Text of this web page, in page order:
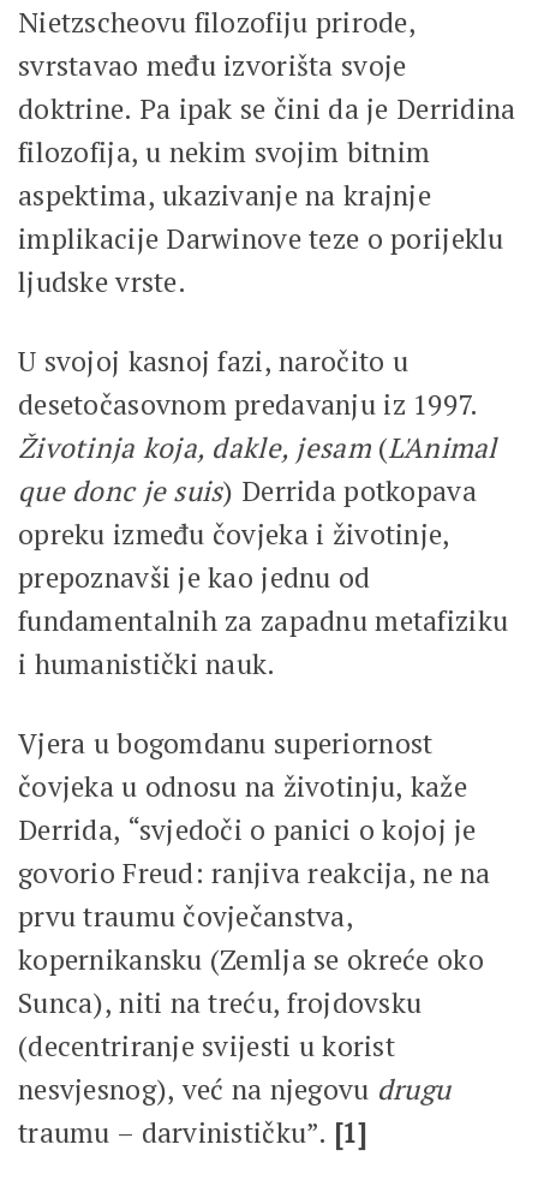
Nietzscheovu filozofiju prirode,
svrstavao među izvorišta svoje
doktrine. Pa ipak se čini da je Derridina
filozofija, u nekim svojim bitnim
aspektima, ukazivanje na krajnje
implikacije Darwinove teze o porijeklu
ljudske vrste.
U svojoj kasnoj fazi, naročito u
desetočasovnom predavanju iz 1997.
Životinja koja, dakle, jesam(L'Animal
que donc je suis) Derrida potkopava
opreku između čovjeka i životinje,
prepoznavši je kao jednu od
fundamentalnih za zapadnu metafiziku
i humanistički nauk.
Vjera u bogomdanu superiornost
čovjeka u odnosu na životinju, kaže
Derrida, “svjedoči o panici o kojoj je
govorio Freud: ranjiva reakcija, ne na
prvu traumu čovječanstva,
kopernikansku (Zemlja se okreće oko
Sunca), niti na treću, frojdovsku
(decentriranje svijesti u korist
nesvjesnog), već na njegovu drugu
traumu – darvinističku”. [1]